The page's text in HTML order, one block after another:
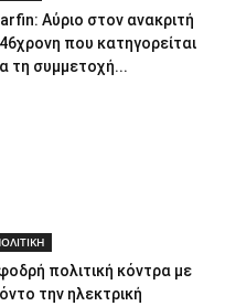
Αύριο στον ανακριτή
που κατηγορείται
τη συμμετοχή...
πολιτική κόντρα με
την ηλεκτρική